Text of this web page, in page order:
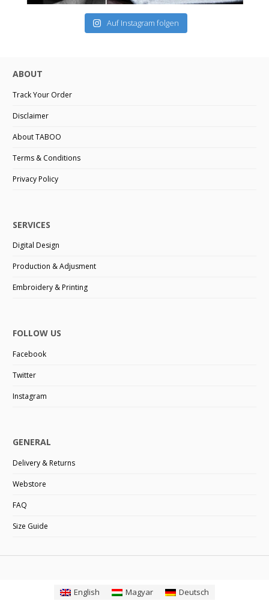
Auf Instagram folgen
ABOUT
Track Your Order
Disclaimer
About TABOO
Terms & Conditions
Privacy Policy
SERVICES
Digital Design
Production & Adjusment
Embroidery & Printing
FOLLOW US
Facebook
Twitter
Instagram
GENERAL
Delivery & Returns
Webstore
FAQ
Size Guide
English Magyar Deutsch